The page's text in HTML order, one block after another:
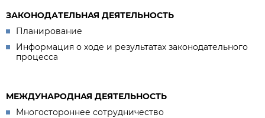
ЗАКОНОДАТЕЛЬНАЯ ДЕЯТЕЛЬНОСТЬ
Планирование
Информация о ходе и результатах законодательного
процесса
МЕЖДУНАРОДНАЯ ДЕЯТЕЛЬНОСТЬ
Многостороннее сотрудничество